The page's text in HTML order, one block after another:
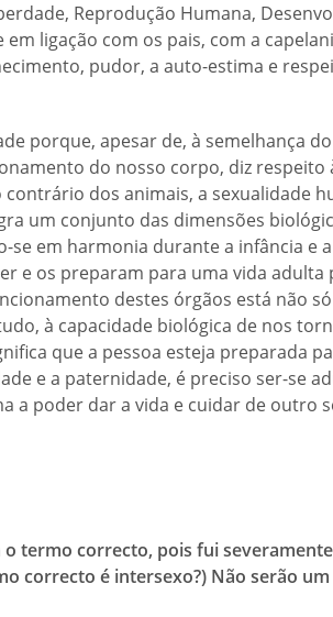
Reprodução Humana,
ligação com os pais, com a
pudor, a auto-estima e
porque, apesar de, à semelhança
do nosso corpo, diz respeito
dos animais, a sexualidade
um conjunto das dimensões
em harmonia durante a infância e
e os preparam para uma vida adulta
destes órgãos está não
à capacidade biológica de nos
que a pessoa esteja preparada
e a paternidade, é preciso ser-se
a poder dar a vida e cuidar de outro
o termo correcto, pois fui
correcto é intersexo?) Não serão